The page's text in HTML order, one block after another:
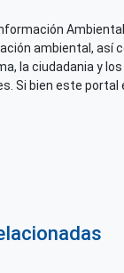
ambiental, así
la ciudadania y
Si bien este portal